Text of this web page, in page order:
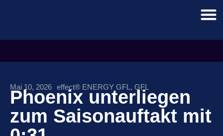
Mai 10, 2026 effect® ENERGY GFL , GFL
Phoenix unterliegen
zum Saisonauftakt mit